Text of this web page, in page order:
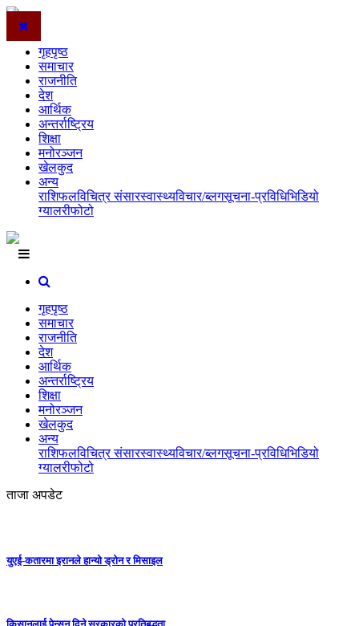
गृहपृष्ठ
समाचार
राजनीति
देश
आर्थिक
अन्तर्राष्ट्रिय
शिक्षा
मनोरञ्जन
खेलकुद
अन्य
राशिफलविचित्र संसारस्वास्थ्यविचार/ब्लगसूचना-प्रविधिभिडियो
ग्यालरीफोटो
गृहपृष्ठ
समाचार
राजनीति
देश
आर्थिक
अन्तर्राष्ट्रिय
शिक्षा
मनोरञ्जन
खेलकुद
अन्य
राशिफलविचित्र संसारस्वास्थ्यविचार/ब्लगसूचना-प्रविधिभिडियो
ग्यालरीफोटो
ताजा अपडेट
युएई-कतारमा इरानले हान्यो ड्रोन र मिसाइल